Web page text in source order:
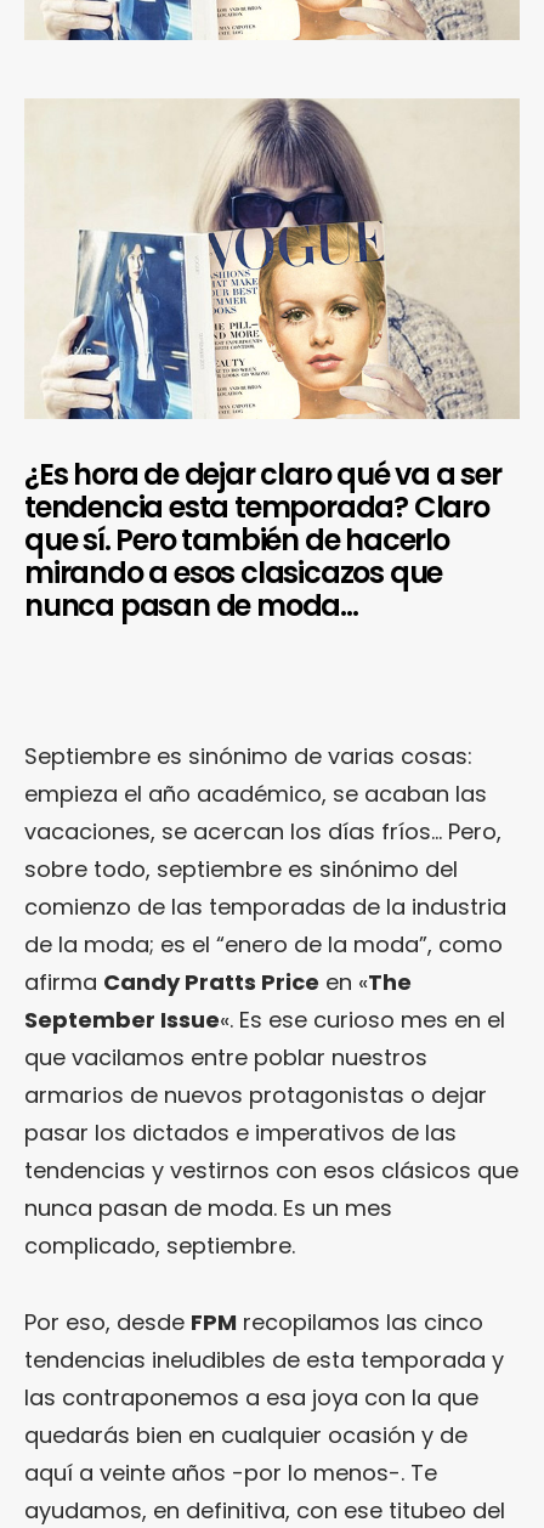
¿Es hora de dejar claro qué va a ser
tendencia esta temporada? Claro
que sí. Pero también de hacerlo
mirando a esos clasicazos que
nunca pasan de moda…
Septiembre es sinónimo de varias cosas:
empieza el año académico, se acaban las
vacaciones, se acercan los días fríos… Pero,
sobre todo, septiembre es sinónimo del
comienzo de las temporadas de la industria
de la moda; es el “enero de la moda”, como
afirma Candy Pratts Price en «The
September Issue«. Es ese curioso mes en el
que vacilamos entre poblar nuestros
armarios de nuevos protagonistas o dejar
pasar los dictados e imperativos de las
tendencias y vestirnos con esos clásicos que
nunca pasan de moda. Es un mes
complicado, septiembre.
Por eso, desde FPM recopilamos las cinco
tendencias ineludibles de esta temporada y
las contraponemos a esa joya con la que
quedarás bien en cualquier ocasión y de
aquí a veinte años -por lo menos-. Te
ayudamos, en definitiva, con ese titubeo del